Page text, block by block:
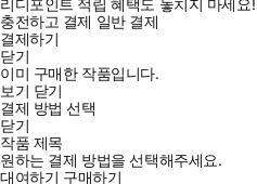
충전하고 결제 일반 결제
결제하기
닫기
이미 구매한 작품입니다.
보기 닫기
결제 방법 선택
닫기
작품 제목
원하는 결제 방법을 선택해주세요.
대여하기 구매하기